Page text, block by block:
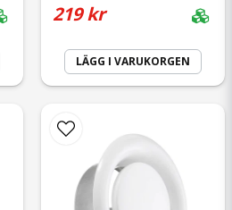
Skicka fråga
219 kr
LÄGG I VARUKORGEN